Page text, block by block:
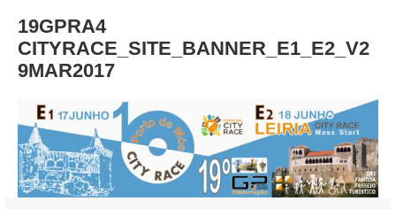
19GPRA4
CITYRACE_SITE_BANNER_E1_E2_V2
9MAR2017